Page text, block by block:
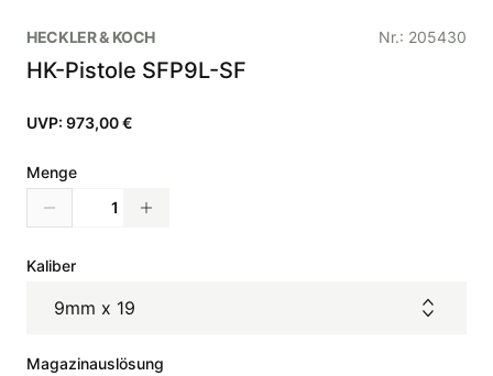
HECKLER & KOCH Nr.: 205430
HK-Pistole SFP9L-SF
UVP: 973,00 €
Menge
Kaliber
9mm x 19
Magazinauslösung